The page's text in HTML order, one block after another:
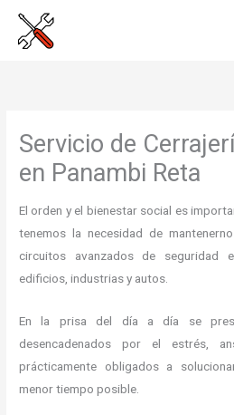
Servicio de
en Panambi Reta
El orden y el bienestar social es
tenemos la necesidad de
circuitos avanzados de seguridad
edificios, industrias y autos.
En la prisa del día a día se
desencadenados por el estrés,
prácticamente obligados a
menor tiempo posible.